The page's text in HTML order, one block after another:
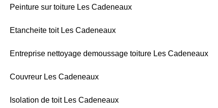
Peinture sur toiture Les Cadeneaux
Etancheite toit Les Cadeneaux
Entreprise nettoyage demoussage toiture Les Cadeneaux
Couvreur Les Cadeneaux
Isolation de toit Les Cadeneaux